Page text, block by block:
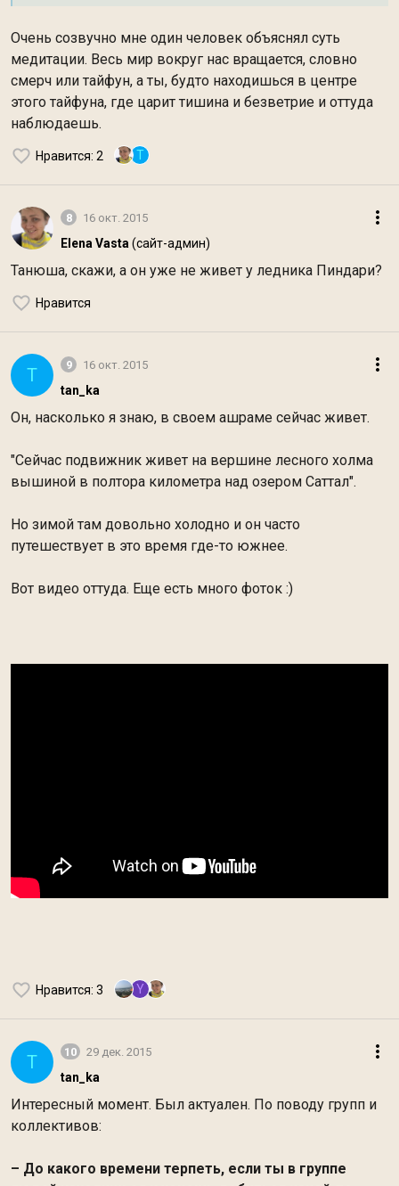
Очень созвучно мне один человек объяснял суть
медитации. Весь мир вокруг нас вращается, словно
смерч или тайфун, а ты, будто находишься в центре
этого тайфуна, где царит тишина и безветрие и оттуда
наблюдаешь.
Нравится: 2 T
8 16 окт. 2015
Elena Vasta (сайт-админ)
Танюша, скажи, а он уже не живет у ледника Пиндари?
Нравится
T 9 16 окт. 2015
tan_ka
Он, насколько я знаю, в своем ашраме сейчас живет.
"Сейчас подвижник живет на вершине лесного холма
вышиной в полтора километра над озером Саттал".
Но зимой там довольно холодно и он часто
путешествует в это время где-то южнее.
Вот видео оттуда. Еще есть много фоток :)
Нравится: 3 Y
T 10 29 дек. 2015
tan_ka
Интересный момент. Был актуален. По поводу групп и
коллективов:
– До какого времени терпеть, если ты в группе